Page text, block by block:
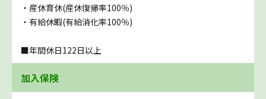
・産休育休(産休復帰率100％)
・有給休暇(有給消化率100％)
■年間休日122日以上
加入保険